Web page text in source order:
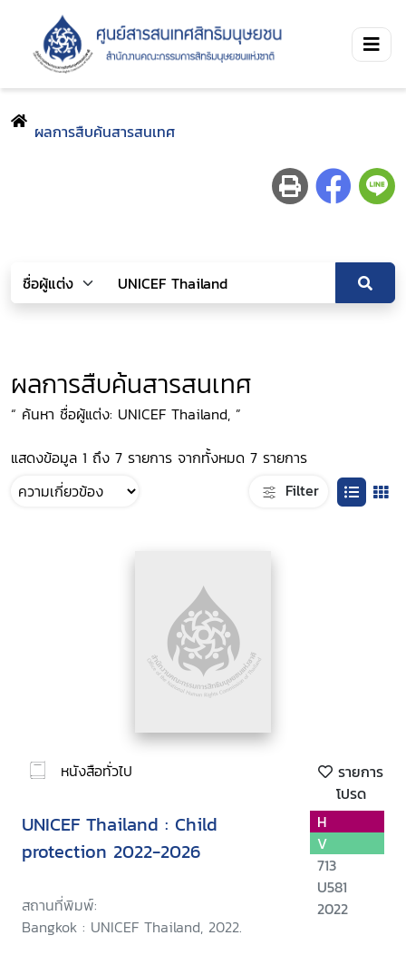
ผลการสืบค้นสารสนเทศ
ผลการสืบค้นสารสนเทศ
“ ค้นหา ชื่อผู้แต่ง: UNICEF Thailand, ”
แสดงข้อมูล 1 ถึง 7 รายการ จากทั้งหมด 7 รายการ
Filter
หนังสือทั่วไป
รายการ
โปรด
UNICEF Thailand : Child
protection 2022-2026
สถานที่พิมพ์:
Bangkok : UNICEF Thailand, 2022.
H
V
713
U581
2022